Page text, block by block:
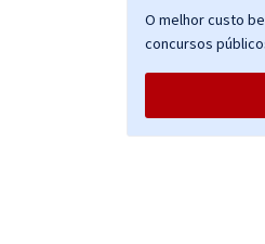
O melhor custo
concursos